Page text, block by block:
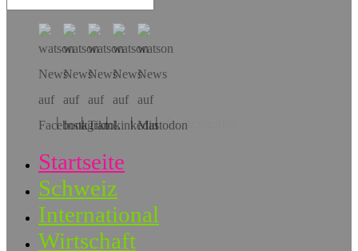
Hol dir die App!
Startseite
Schweiz
International
Wirtschaft